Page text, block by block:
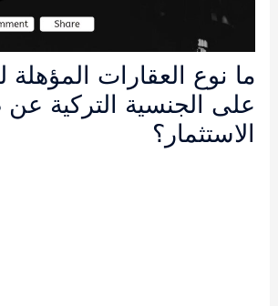
ما نوع العقارات
على الجنسية التركية
الاستثمار؟